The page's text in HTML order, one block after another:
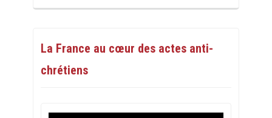
La France au cœur des actes anti-
chrétiens